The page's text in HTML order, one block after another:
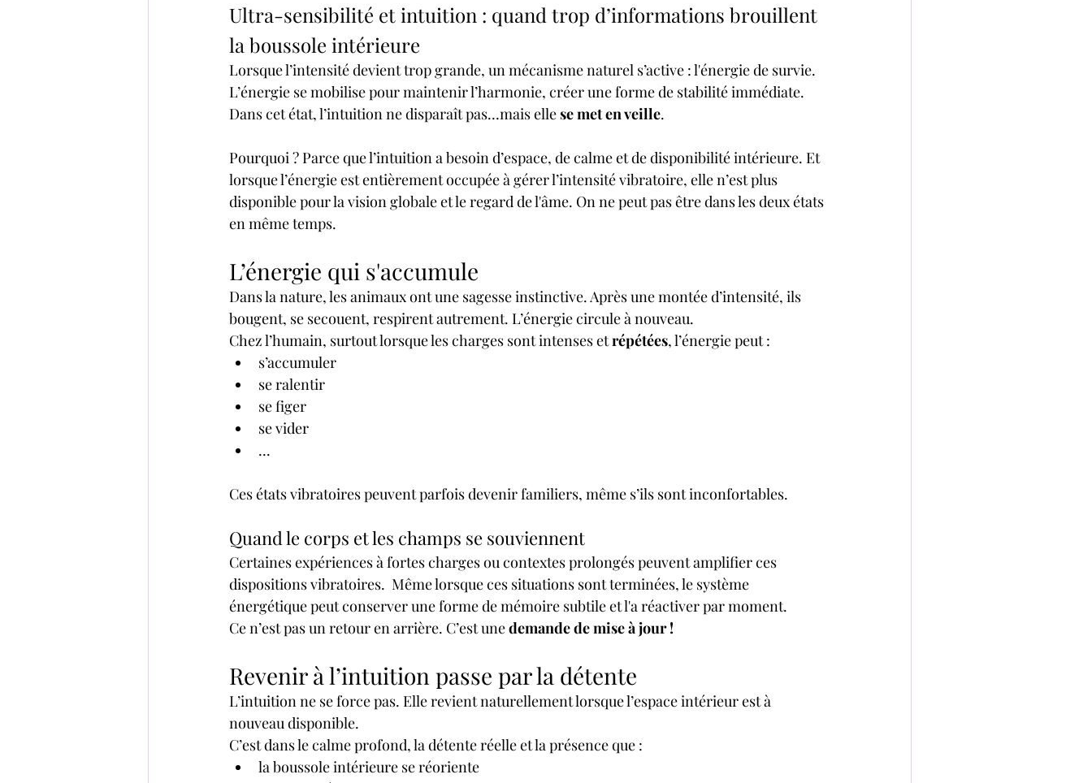
Ultra-sensibilité et intuition : quand trop d’informations brouillent
la boussole intérieure
Lorsque l’intensité devient trop grande, un mécanisme naturel s’active : l'énergie de survie.
L’énergie se mobilise pour maintenir l’harmonie, créer une forme de stabilité immédiate.
Dans cet état, l’intuition ne disparaît pas…mais elle se met en veille.
Pourquoi ? Parce que l’intuition a besoin d’espace, de calme et de disponibilité intérieure. Et
lorsque l’énergie est entièrement occupée à gérer l’intensité vibratoire, elle n’est plus
disponible pour la vision globale et le regard de l'âme. On ne peut pas être dans les deux états
en même temps.
L’énergie qui s'accumule
Dans la nature, les animaux ont une sagesse instinctive. Après une montée d’intensité, ils
bougent, se secouent, respirent autrement. L’énergie circule à nouveau.
Chez l’humain, surtout lorsque les charges sont intenses et répétées, l’énergie peut :
s’accumuler
se ralentir
se figer
se vider
...
Ces états vibratoires peuvent parfois devenir familiers, même s’ils sont inconfortables.
Quand le corps et les champs se souviennent
Certaines expériences à fortes charges ou contextes prolongés peuvent amplifier ces
dispositions vibratoires.  Même lorsque ces situations sont terminées, le système
énergétique peut conserver une forme de mémoire subtile et l'a réactiver par moment.
Ce n’est pas un retour en arrière. C’est une demande de mise à jour !
Revenir à l’intuition passe par la détente
L’intuition ne se force pas. Elle revient naturellement lorsque l’espace intérieur est à
nouveau disponible.
C’est dans le calme profond, la détente réelle et la présence que :
la boussole intérieure se réoriente